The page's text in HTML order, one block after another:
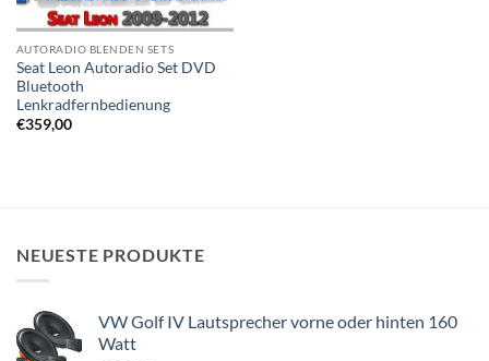
AUTORADIO BLENDEN SETS
Seat Leon Autoradio Set DVD
Bluetooth
Lenkradfernbedienung
€359,00
NEUESTE PRODUKTE
VW Golf IV Lautsprecher vorne oder hinten 160
Watt